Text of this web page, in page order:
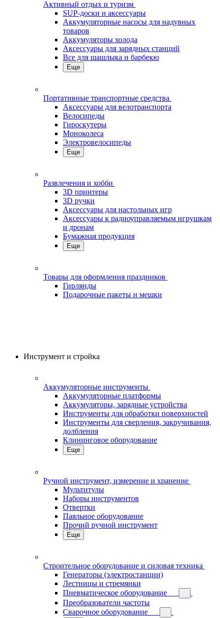
Активный отдых и туризм
SUP-доски и аксессуары
Аккумуляторные насосы для надувных
товаров
Аккумуляторы холода
Аксессуары для зарядных станций
Все для шашлыка и барбекю
Еще
Портативные транспортные средства
Аксессуары для велотранспорта
Велосипеды
Гироскутеры
Моноколеса
Электровелосипеды
Еще
Развлечения и хобби
3D принтеры
3D ручки
Аксессуары для настольных игр
Аксессуары к радиоуправляемым игрушкам
и дронам
Бумажная продукция
Еще
Товары для оформления праздников
Гирлянды
Подарочные пакеты и мешки
Инструмент и стройка
Аккумуляторные инструменты
Аккумуляторные платформы
Аккумуляторы, зарядные устройства
Инструменты для обработки поверхностей
Инструменты для сверления, закручивания,
долбления
Клининговое оборудование
Еще
Ручной инструмент, измерение и хранение
Мультитулы
Наборы инструментов
Отвертки
Паяльное оборудование
Прочий ручной инструмент
Еще
Строительное оборудование и силовая техника
Генераторы (электростанции)
Лестницы и стремянки
Пневматическое оборудование
Преобразователи частоты
Сварочное оборудование